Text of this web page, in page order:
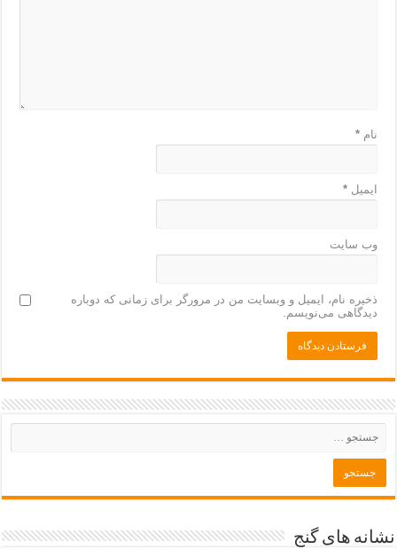
نام*
ایمیل*
وب‌ سایت
ذخیره نام، ایمیل و وبسایت من در مرورگر برای زمانی که دوباره
دیدگاهی می‌نویسم.
نشانه های گنج